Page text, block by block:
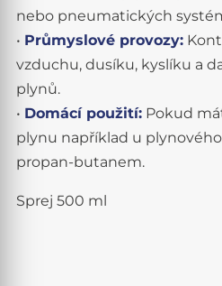
nebo pneumatických
• Průmyslové provozy:
vzduchu, dusíku, kyslíku a
plynů.
• Domácí použití:Pokud
plynu například u
propan-butanem.
Sprej 500 ml